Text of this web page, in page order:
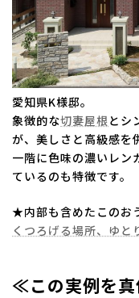
愛知県K様邸。
象徴的な切妻屋根とシ
が、美しさと高級感を
一階に色味の濃いレン
ているのも特徴です。
★内部も含めたこのお
くつろげる場所、ゆと
≪この実例を